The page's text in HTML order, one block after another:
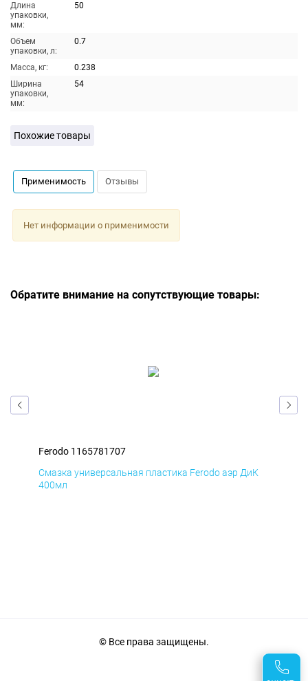
Длина
упаковки,
мм:
50
Объем
упаковки, л:
0.7
Масса, кг:
0.238
Ширина
упаковки,
мм:
54
Похожие товары
Применимость Отзывы
Нет информации о применимости
Обратите внимание на сопутствующие товары:
Ferodo 1165781707
Смазка универсальная пластика Ferodo аэр ДиК
400мл
© Все права защищены.